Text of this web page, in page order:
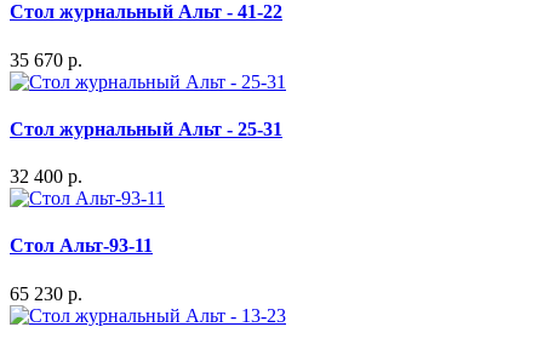
Стол журнальный Альт - 41-22
35 670 р.
Стол журнальный Альт - 25-31
32 400 р.
Стол Альт-93-11
65 230 р.